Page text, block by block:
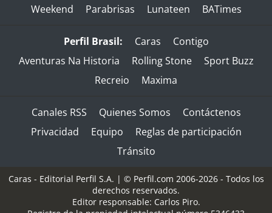
Weekend
Parabrisas Lunateen BATimes
Perfil Brasil: Caras
Contigo
Aventuras Na Historia
Rolling Stone
Sport Buzz
Recreio
Maxima
Canales RSS Quienes Somos
Contáctenos
Privacidad
Equipo
Reglas de participación
Tránsito
Caras - Editorial Perfil S.A. | © Perfil.com 2006-2026 - Todos los
derechos reservados.
Editor responsable: Carlos Piro.